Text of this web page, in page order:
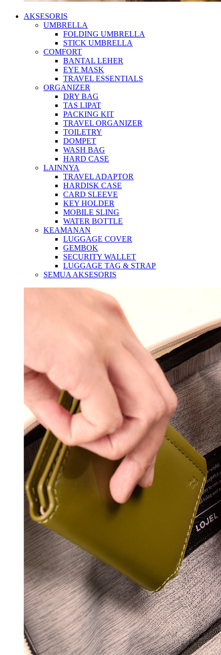
AKSESORIS
UMBRELLA
FOLDING UMBRELLA
STICK UMBRELLA
COMFORT
BANTAL LEHER
EYE MASK
TRAVEL ESSENTIALS
ORGANIZER
DRY BAG
TAS LIPAT
PACKING KIT
TRAVEL ORGANIZER
TOILETRY
DOMPET
WASH BAG
HARD CASE
LAINNYA
TRAVEL ADAPTOR
HARDISK CASE
CARD SLEEVE
KEY HOLDER
MOBILE SLING
WATER BOTTLE
KEAMANAN
LUGGAGE COVER
GEMBOK
SECURITY WALLET
LUGGAGE TAG & STRAP
SEMUA AKSESORIS